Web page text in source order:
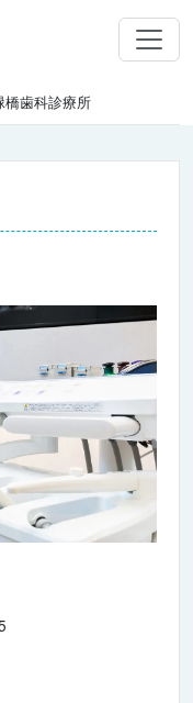
橋歯科診療所